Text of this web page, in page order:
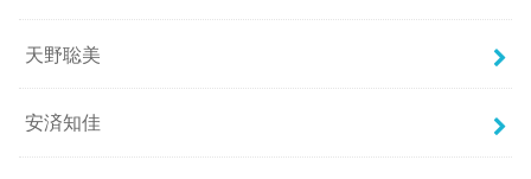
天野聡美
安済知佳